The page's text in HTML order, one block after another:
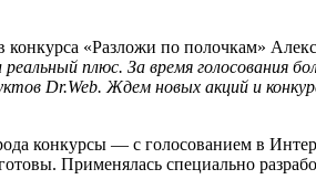
конкурса «Разложи по полочкам»
плюс. За время голосования
Dr.Web. Ждем новых акций и
конкурсы — с голосованием в
Применялась специально